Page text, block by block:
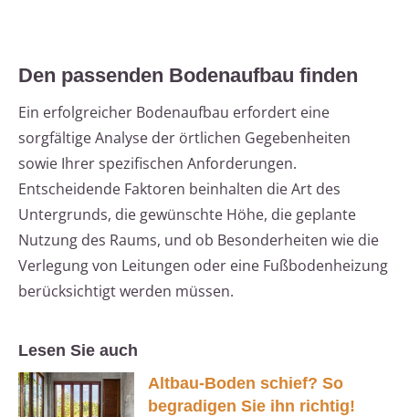
Den passenden Bodenaufbau finden
Ein erfolgreicher Bodenaufbau erfordert eine
sorgfältige Analyse der örtlichen Gegebenheiten
sowie Ihrer spezifischen Anforderungen.
Entscheidende Faktoren beinhalten die Art des
Untergrunds, die gewünschte Höhe, die geplante
Nutzung des Raums, und ob Besonderheiten wie die
Verlegung von Leitungen oder eine Fußbodenheizung
berücksichtigt werden müssen.
Lesen Sie auch
Altbau-Boden schief? So
begradigen Sie ihn richtig!